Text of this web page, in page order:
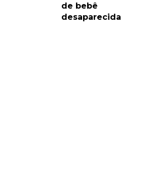
de bebê
desaparecida